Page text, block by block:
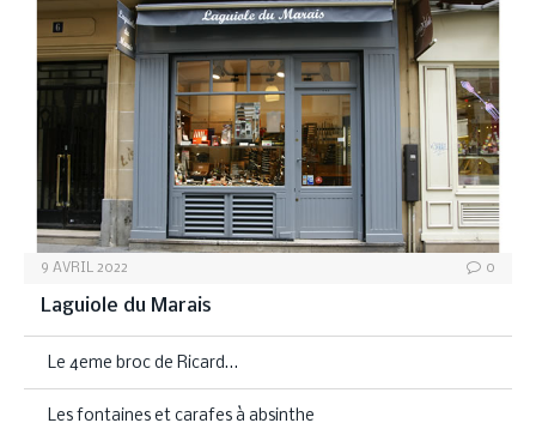
9 AVRIL 2022 0
Laguiole du Marais
Le 4eme broc de Ricard…
Les fontaines et carafes à absinthe